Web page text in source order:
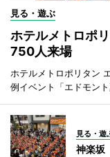
見る・遊ぶ
ホテルメトロポ
750人来場
ホテルメトロポリタン
例イベント「エドモン
見る・遊
神楽坂